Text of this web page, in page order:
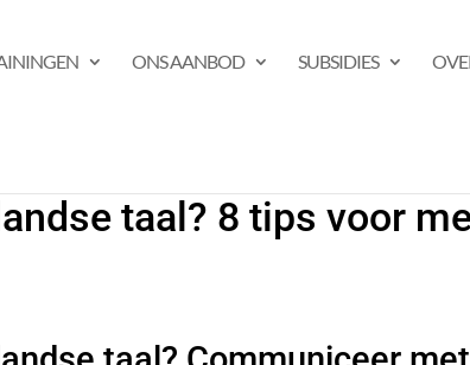
ONS AANBOD SUBSIDIES
taal? 8 tips voor